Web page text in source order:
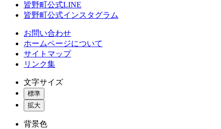
皆野町公式LINE
皆野町公式インスタグラム
お問い合わせ
ホームページについて
サイトマップ
リンク集
文字サイズ
標準
拡大
背景色